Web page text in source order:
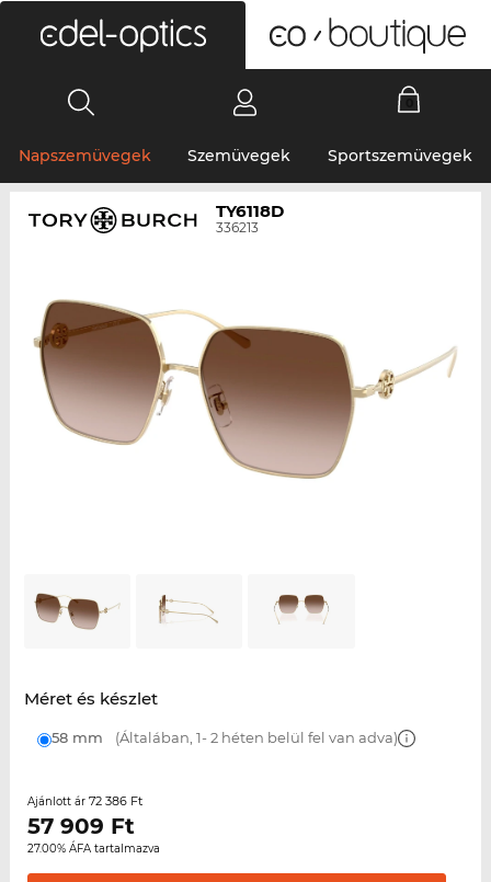
Napszemüvegek Szemüvegek Sportszemüvegek
TY6118D
336213
Méret és készlet
58 mm (Általában, 1- 2 héten belül fel van adva)
Ajánlott ár 72 386 Ft
57 909 Ft
27.00% ÁFA tartalmazva